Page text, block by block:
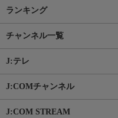
ランキング
チャンネル一覧
J:テレ
J:COMチャンネル
J:COM STREAM